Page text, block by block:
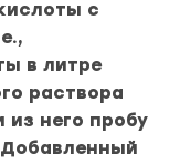
с
в литре
раствора
него пробу